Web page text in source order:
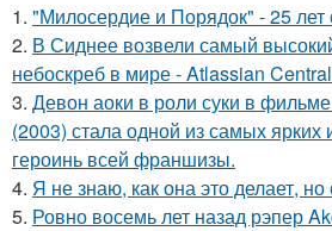
1. "Милосердие и Порядок" - 25 лет
2. В Сиднее возвели самый
небоскреб в мире - Atlassian
3. Девон аоки в роли суки в
(2003) стала одной из самых
героинь всей франшизы.
4. Я не знаю, как она это делает, но
5. Ровно восемь лет назад рэпер